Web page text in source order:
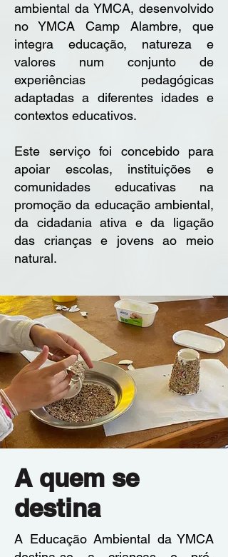
ambiental da YMCA, desenvolvido
no YMCA Camp Alambre, que
integra educação, natureza e
valores num conjunto de
experiências pedagógicas
adaptadas a diferentes idades e
contextos educativos.
Este serviço foi concebido para
apoiar escolas, instituições e
comunidades educativas na
promoção da educação ambiental,
da cidadania ativa e da ligação
das crianças e jovens ao meio
natural.
A quem se
destina
A Educação Ambiental da YMCA